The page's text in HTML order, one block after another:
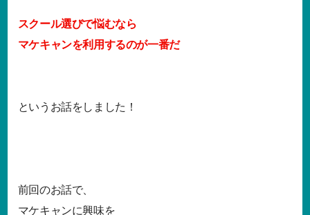
スクール選びで悩むなら
マケキャンを利用するのが一番だ
というお話をしました！
前回のお話で、
マケキャンに興味を